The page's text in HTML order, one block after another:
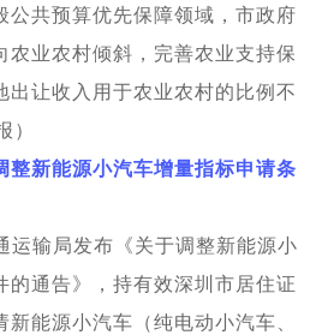
公共预算优先保障领域，市政府
农业农村倾斜，完善农业支持保
出让收入用于农业农村的比例不
）
整新能源小汽车增量指标申请条
运输局发布《关于调整新能源小
的通告》，持有效深圳市居住证
能源小汽车（纯电动小汽车、